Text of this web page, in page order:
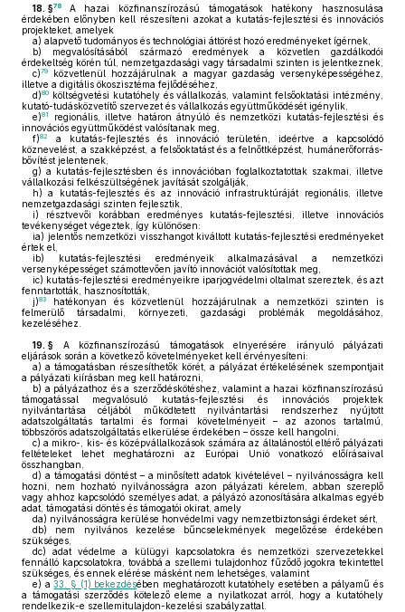
18. §78
A hazai közfinanszírozású támogatások hatékony hasznosulása
érdekében előnyben kell részesíteni azokat a kutatás-fejlesztési és innovációs
projekteket, amelyek
a) alapvető tudományos és technológiai áttörést hozó eredményeket ígérnek,
b) megvalósításából származó eredmények a közvetlen gazdálkodói
érdekeltség körén túl, nemzetgazdasági vagy társadalmi szinten is jelentkeznek,
c)79
közvetlenül hozzájárulnak a magyar gazdaság versenyképességéhez,
illetve a digitális ökoszisztéma fejlődéséhez,
d)80 költségvetési kutatóhely és vállalkozás, valamint felsőoktatási intézmény,
kutató-tudásközvetítő szervezet és vállalkozás együttműködését igénylik,
e)81
regionális, illetve határon átnyúló és nemzetközi kutatás-fejlesztési és
innovációs együttműködést valósítanak meg,
f)82
a kutatás-fejlesztés és innováció területén, ideértve a kapcsolódó
köznevelést, a szakképzést, a felsőoktatást és a felnőttképzést, humánerőforrás-
bővítést jelentenek,
g) a kutatás-fejlesztésben és innovációban foglalkoztatottak szakmai, illetve
vállalkozási felkészültségének javítását szolgálják,
h) a kutatás-fejlesztés és az innováció infrastruktúráját regionális, illetve
nemzetgazdasági szinten fejlesztik,
i) résztvevői korábban eredményes kutatás-fejlesztési, illetve innovációs
tevékenységet végeztek, így különösen:
ia) jelentős nemzetközi visszhangot kiváltott kutatás-fejlesztési eredményeket
értek el,
ib) kutatás-fejlesztési eredményeik alkalmazásával a nemzetközi
versenyképességet számottevően javító innovációt valósítottak meg,
ic) kutatás-fejlesztési eredményeikre iparjogvédelmi oltalmat szereztek, és azt
fenntartották, hasznosították,
j)83
hatékonyan és közvetlenül hozzájárulnak a nemzetközi szinten is
felmerülő társadalmi, környezeti, gazdasági problémák megoldásához,
kezeléséhez.
19. § A közfinanszírozású támogatások elnyerésére irányuló pályázati
eljárások során a következő követelményeket kell érvényesíteni:
a) a támogatásban részesíthetők körét, a pályázat értékelésének szempontjait
a pályázati kiírásban meg kell határozni,
b) a pályázathoz és a szerződéskötéshez, valamint a hazai közfinanszírozású
támogatással megvalósuló kutatás-fejlesztési és innovációs projektek
nyilvántartása céljából működtetett nyilvántartási rendszerhez nyújtott
adatszolgáltatás tartalmi és formai követelményeit – az azonos tartalmú,
többszörös adatszolgáltatás elkerülése érdekében – össze kell hangolni,
c) a mikro-, kis- és középvállalkozások számára az általánostól eltérő pályázati
feltételeket lehet meghatározni az Európai Unió vonatkozó előírásaival
összhangban,
d) a támogatási döntést – a minősített adatok kivételével – nyilvánosságra kell
hozni, nem hozható nyilvánosságra azon pályázati kérelem, abban szereplő
vagy ahhoz kapcsolódó személyes adat, a pályázó azonosítására alkalmas egyéb
adat, támogatási döntés és támogatói okirat, amely
da) nyilvánosságra kerülése honvédelmi vagy nemzetbiztonsági érdeket sért,
db) nem nyilvános kezelése bűncselekmények megelőzése érdekében
szükséges,
dc) adat védelme a külügyi kapcsolatokra és nemzetközi szervezetekkel
fennálló kapcsolatokra, továbbá a szellemi tulajdonhoz fűződő jogokra tekintettel
szükséges, és ennek elérése másként nem lehetséges, valamint
e) a33. § (1) bekezdésében meghatározott kutatóhely esetében a pályamű és
a támogatási szerződés kötelező eleme a nyilatkozat arról, hogy a kutatóhely
rendelkezik-e szellemitulajdon-kezelési szabályzattal.